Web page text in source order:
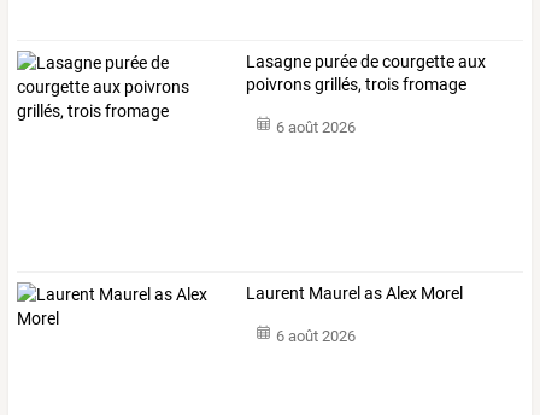
Lasagne purée de courgette aux
poivrons grillés, trois fromage
6 août 2026
Laurent Maurel as Alex Morel
6 août 2026